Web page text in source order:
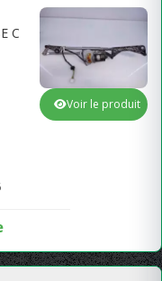
C
Voir le produit